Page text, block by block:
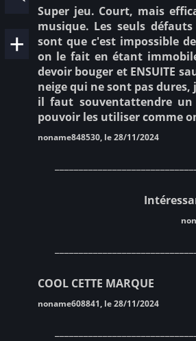
Super jeu. Court, mais
musique. Les seuls
sont que c'est impossible
on le fait en étant
devoir bouger et ENSUITE
neige qui ne sont pas
il faut souventattendre
pouvoir les utiliser comme
noname848530, le 28/11/2024
COOL CETTE MARQUE
noname608841, le 28/11/2024